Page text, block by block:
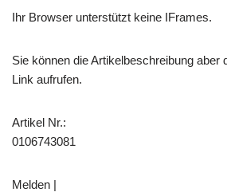
Ihr Browser unterstützt keine IFrames.
Sie können die Artikelbeschreibung aber
Link aufrufen.
Artikel Nr.:
0106743081
Melden |